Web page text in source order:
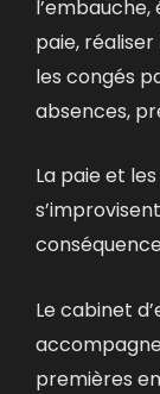
l’embauche,
paie, réaliser
les congés
absences,
La paie et
Le cabinet
premières